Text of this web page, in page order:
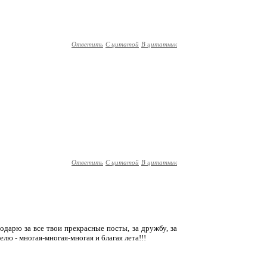
Ответить С цитатой В цитатник
Ответить С цитатой В цитатник
за все твои прекрасные посты, за дружбу, за
- многая-многая-многая и благая лета!!!